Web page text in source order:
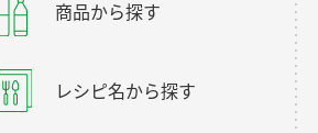
商品から探す
レシピ名から探す